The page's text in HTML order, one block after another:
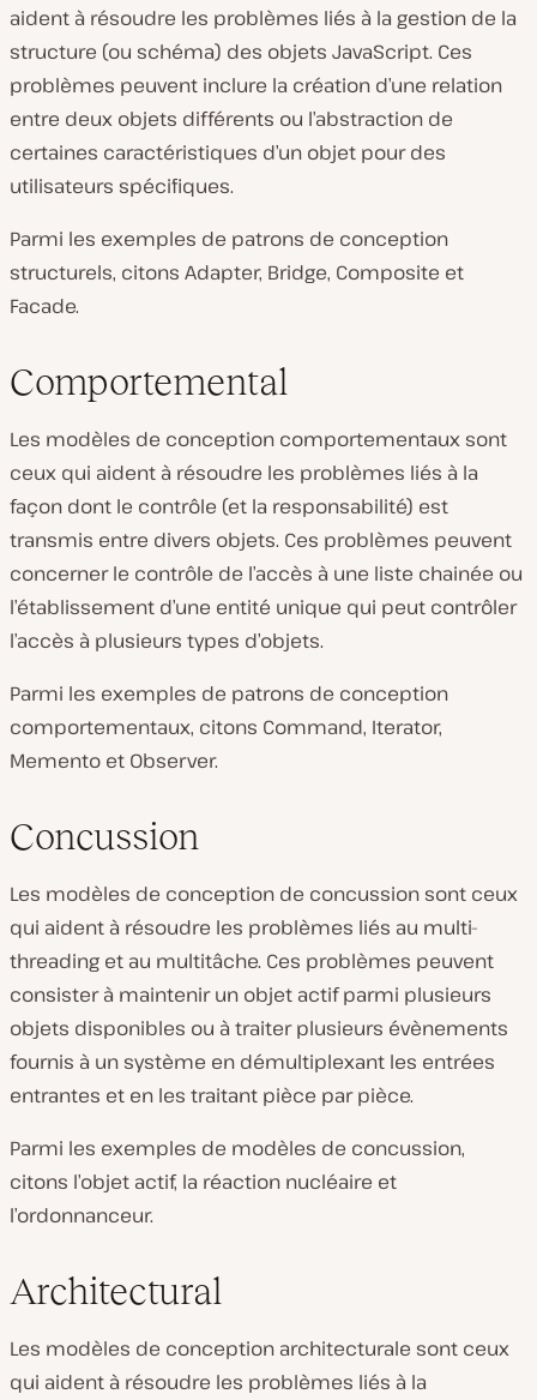
aident à résoudre les problèmes liés à la gestion de la
structure (ou schéma) des objets JavaScript. Ces
problèmes peuvent inclure la création d’une relation
entre deux objets différents ou l’abstraction de
certaines caractéristiques d’un objet pour des
utilisateurs spécifiques.
Parmi les exemples de patrons de conception
structurels, citons Adapter, Bridge, Composite et
Facade.
Comportemental
Les modèles de conception comportementaux sont
ceux qui aident à résoudre les problèmes liés à la
façon dont le contrôle (et la responsabilité) est
transmis entre divers objets. Ces problèmes peuvent
concerner le contrôle de l’accès à une liste chainée ou
l’établissement d’une entité unique qui peut contrôler
l’accès à plusieurs types d’objets.
Parmi les exemples de patrons de conception
comportementaux, citons Command, Iterator,
Memento et Observer.
Concussion
Les modèles de conception de concussion sont ceux
qui aident à résoudre les problèmes liés au multi-
threading et au multitâche. Ces problèmes peuvent
consister à maintenir un objet actif parmi plusieurs
objets disponibles ou à traiter plusieurs évènements
fournis à un système en démultiplexant les entrées
entrantes et en les traitant pièce par pièce.
Parmi les exemples de modèles de concussion,
citons l’objet actif, la réaction nucléaire et
l’ordonnanceur.
Architectural
Les modèles de conception architecturale sont ceux
qui aident à résoudre les problèmes liés à la